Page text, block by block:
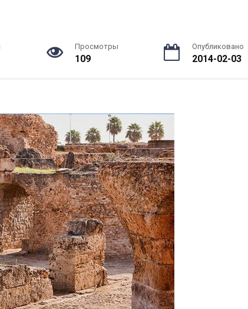
Просмотры
109
Опубликовано
2014-02-03